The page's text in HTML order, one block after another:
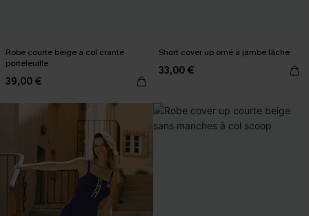
Robe courte beige à col cranté
portefeuille
39,00 €
Short cover up orné à jambe lâche
33,00 €